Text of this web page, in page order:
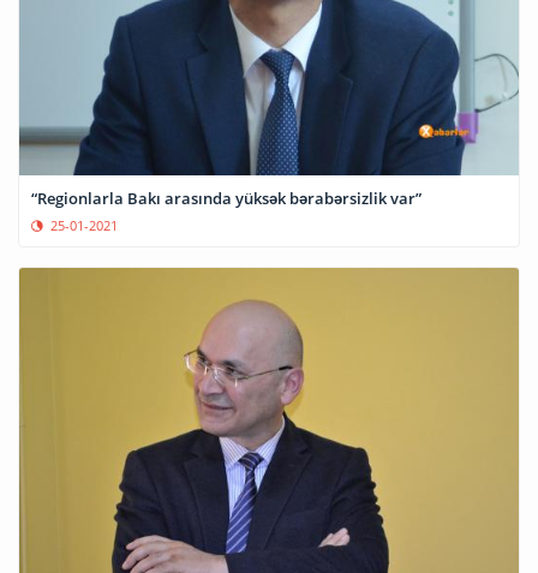
“Regionlarla Bakı arasında yüksək bərabərsizlik var”
25-01-2021